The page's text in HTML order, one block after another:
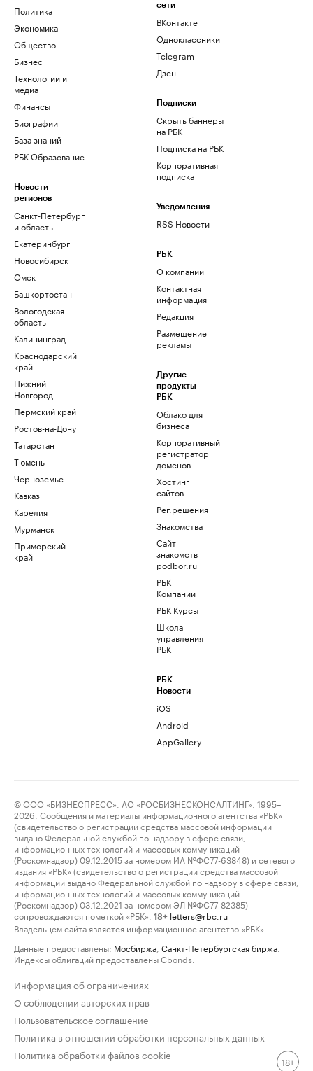
Политика
Экономика
Общество
Бизнес
Технологии и
медиа
Финансы
Биографии
База знаний
РБК Образование
Новости
регионов
Санкт-Петербург
и область
Екатеринбург
Новосибирск
Омск
Башкортостан
Вологодская
область
Калининград
Краснодарский
край
Нижний
Новгород
Пермский край
Ростов-на-Дону
Татарстан
Тюмень
Черноземье
Кавказ
Карелия
Мурманск
Приморский
край
сети
ВКонтакте
Одноклассники
Telegram
Дзен
Подписки
Скрыть баннеры
на РБК
Подписка на РБК
Корпоративная
подписка
Уведомления
RSS Новости
РБК
О компании
Контактная
информация
Редакция
Размещение
рекламы
Другие
продукты
РБК
Облако для
бизнеса
Корпоративный
регистратор
доменов
Хостинг
сайтов
Рег.решения
Знакомства
Сайт
знакомств
podbor.ru
РБК
Компании
РБК Курсы
Школа
управления
РБК
РБК
Новости
iOS
Android
AppGallery
© ООО «БИЗНЕСПРЕСС», АО «РОСБИЗНЕСКОНСАЛТИНГ», 1995–
2026. Сообщения и материалы информационного агентства «РБК»
(свидетельство о регистрации средства массовой информации
выдано Федеральной службой по надзору в сфере связи,
информационных технологий и массовых коммуникаций
(Роскомнадзор) 09.12.2015 за номером ИА №ФС77-63848) и сетевого
издания «РБК» (свидетельство о регистрации средства массовой
информации выдано Федеральной службой по надзору в сфере связи,
информационных технологий и массовых коммуникаций
(Роскомнадзор) 03.12.2021 за номером ЭЛ №ФС77-82385)
сопровождаются пометкой «РБК».
18+ letters@rbc.ru
Владельцем сайта является информационное агентство «РБК».
Данные предоставлены: Мосбиржа Санкт-Петербургская биржа
Индексы облигаций предоставлены Cbonds.
Информация об ограничениях
О соблюдении авторских прав
Пользовательское соглашение
Политика в отношении обработки персональных данных
Политика обработки файлов cookie
18+